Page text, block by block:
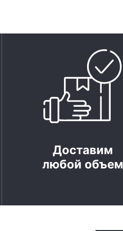
Доставим
любой объем